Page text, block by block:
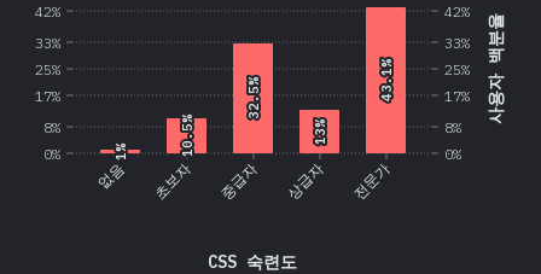
0%
8%
17%
25%
33%
42%
사용자 백분율
없음 초보자 중급자 상급자 전문가
CSS 숙련도
0%
8%
17%
25%
33%
42%
1%
1% 10.5%
10.5%
32.5%
32.5%
13%
13%
43.1%
43.1%